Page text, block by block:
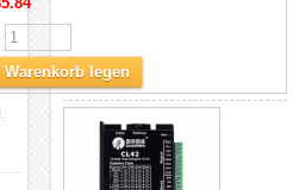
Warenkorb legen